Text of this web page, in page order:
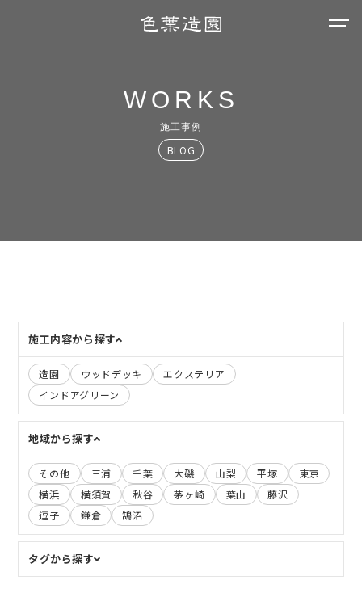
WORKS
施工事例
BLOG
施工内容から探す
造園 ウッドデッキ
エクステリア
インドアグリーン
地域から探す
その他 三浦 千葉 大磯 山梨 平塚
東京
横浜
横須賀 秋谷 茅ヶ崎 葉山
藤沢
逗子
鎌倉 鵠沼
タグから探す